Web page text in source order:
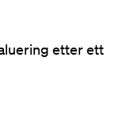
etter ett